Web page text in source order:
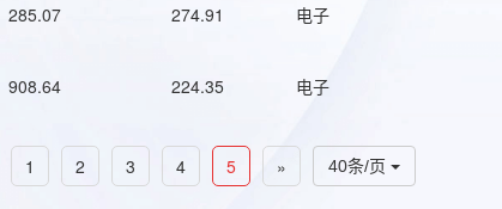
285.07 274.91 电子
908.64 224.35 电子
40条/页
1 2 3 4 5 »